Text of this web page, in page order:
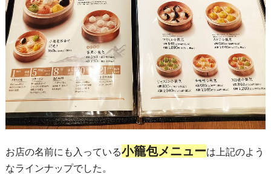
お店の名前にも入っている小籠包メニューは上記のよう
なラインナップでした。